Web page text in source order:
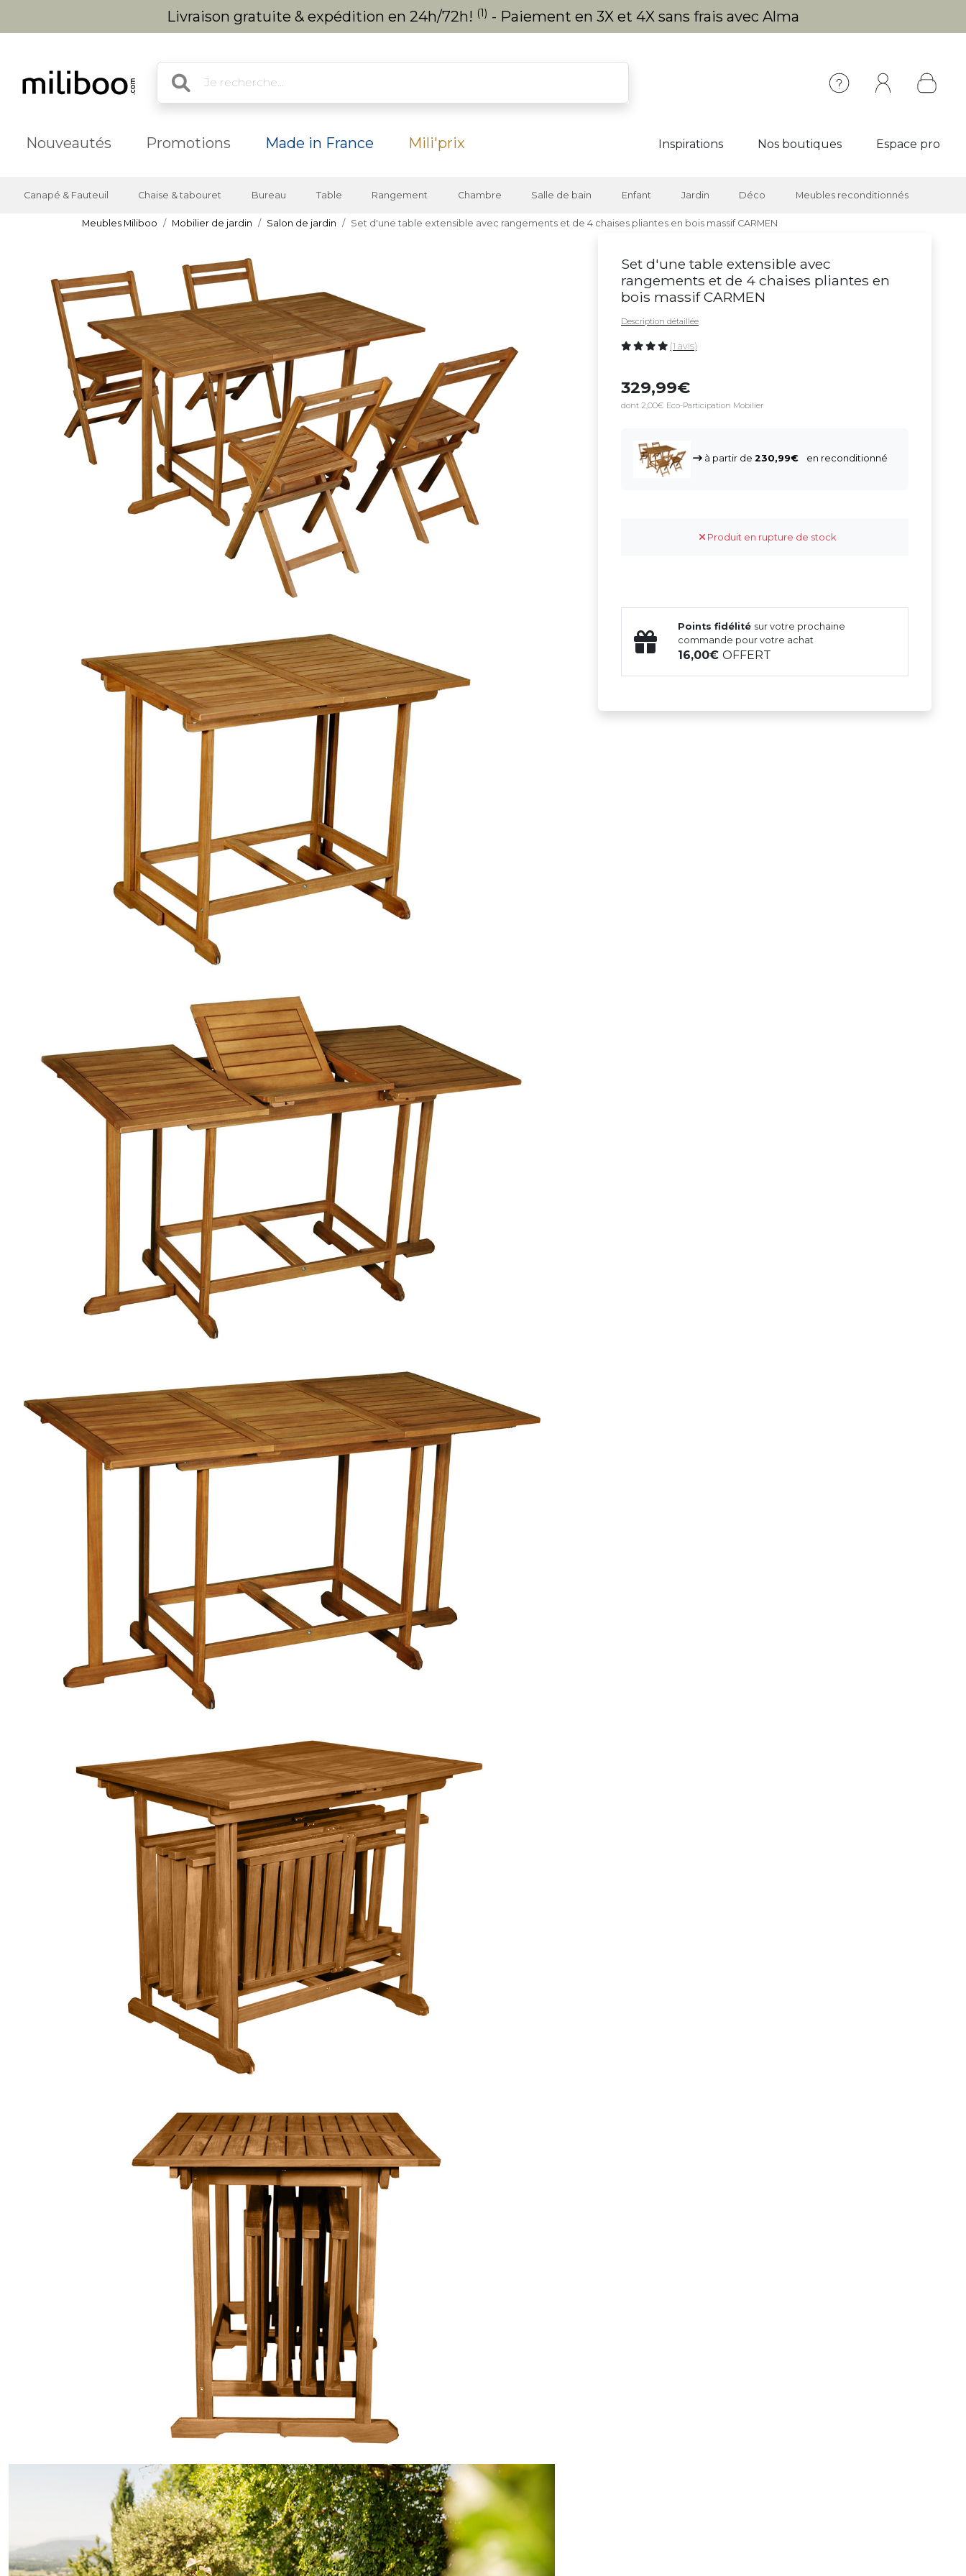
Livraison gratuite & expédition en 24h/72h! (1) - Paiement en 3X et 4X sans frais avec Alma
Nouveautés Promotions Made in France Mili'prix Inspirations Nos boutiques Espace pro
Canapé & Fauteuil Chaise & tabouret Bureau Table Rangement Chambre Salle de bain Enfant Jardin Déco Meubles reconditionnés
Meubles Miliboo Mobilier de jardin Salon de jardin Set d'une table extensible avec rangements et de 4 chaises pliantes en bois massif CARMEN
Set d'une table extensible avec
rangements et de 4 chaises pliantes en
bois massif CARMEN
Description détaillée
(1 avis)
329,99
dont 2,00€ Eco-Participation Mobilier
à partir de 230,99 en reconditionné
Produit en rupture de stock
Points fidélité sur votre prochaine
commande pour votre achat
16,00OFFERT